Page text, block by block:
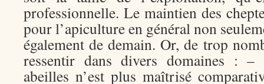
professionnelle. Le maintien des
pour l’apiculture en général non
également de demain. Or, de trop
ressentir dans divers domaines : –
abeilles n’est plus maîtrisé